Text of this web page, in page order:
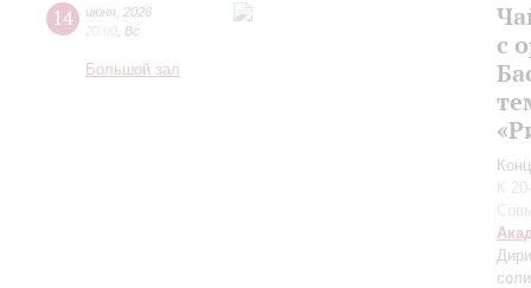
14 июня 2026
20:00 Вс
Большой зал
с
К